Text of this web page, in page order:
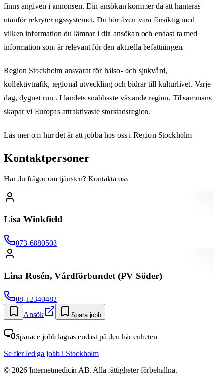
finns angiven i annonsen. Din ansökan kommer då att hanteras
utanför rekryteringssystemet. Du bör även vara försiktig med
vilken information du lämnar i din ansökan och endast ta med
information som är relevant för den aktuella befattningen.
Region Stockholm ansvarar för hälso- och sjukvård,
kollektivtrafik, regional utveckling och bidrar till kulturlivet. Varje
dag, dygnet runt. I landets snabbaste växande region. Tillsammans
skapar vi Europas attraktivaste storstadsregion.
Läs mer om hur det är att jobba hos oss i Region Stockholm
Kontaktpersoner
Har du frågor om tjänsten? Kontakta oss
Lisa Winkfield
073-6880508
Lina Rosén, Vårdförbundet (PV Söder)
08-12340482
Ansök
Spara jobb
Sparade jobb lagras endast på den här enheten
Se fler lediga jobb i Stockholm
© 2026 Internetmedicin AB. Alla rättigheter förbehållna.